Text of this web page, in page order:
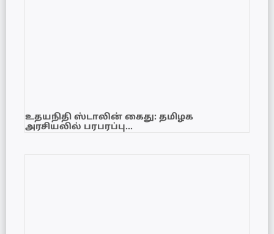
உதயநிதி ஸ்டாலின் கைது: தமிழக
அரசியலில் பரபரப்பு…